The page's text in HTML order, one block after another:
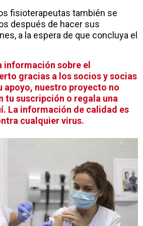
fisioterapeutas también se
después de hacer sus
a la espera de que concluya el
información sobre el
gracias a los socios y socias
apoyo, nuestro proyecto no
tu suscripción o regala una
La información de calidad es
cualquier virus.